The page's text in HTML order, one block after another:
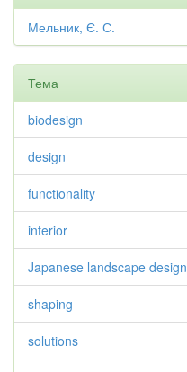
Мельник, Є. С.
Тема
biodesign
design
functionality
interior
Japanese landscape design
shaping
solutions